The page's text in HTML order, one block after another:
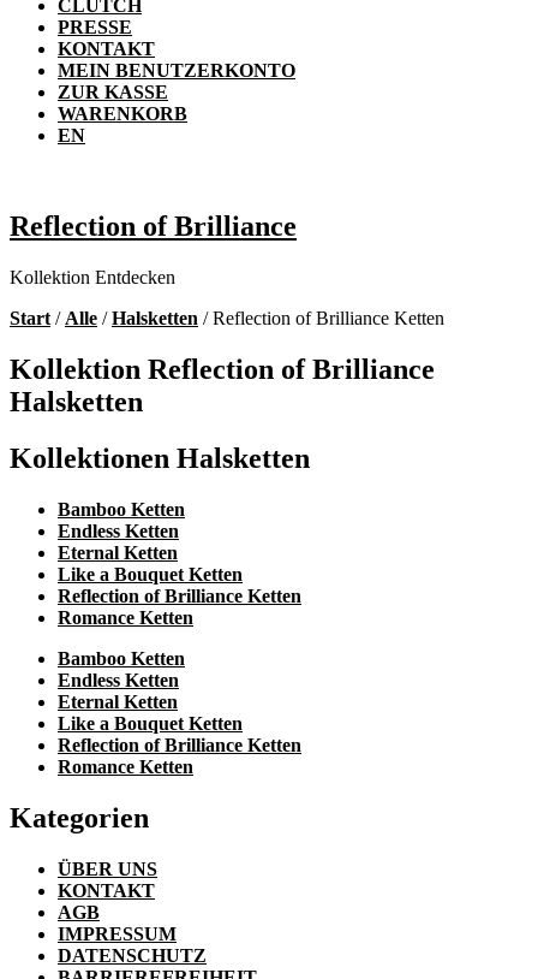
CLUTCH
PRESSE
KONTAKT
MEIN BENUTZERKONTO
ZUR KASSE
WARENKORB
EN
Reflection of Brilliance
Kollektion Entdecken
Start / Alle /Halsketten / Reflection of Brilliance Ketten
Kollektion Reflection of Brilliance
Halsketten
Kollektionen Halsketten
Bamboo Ketten
Endless Ketten
Eternal Ketten
Like a Bouquet Ketten
Reflection of Brilliance Ketten
Romance Ketten
Bamboo Ketten
Endless Ketten
Eternal Ketten
Like a Bouquet Ketten
Reflection of Brilliance Ketten
Romance Ketten
Kategorien
ÜBER UNS
KONTAKT
AGB
IMPRESSUM
DATENSCHUTZ